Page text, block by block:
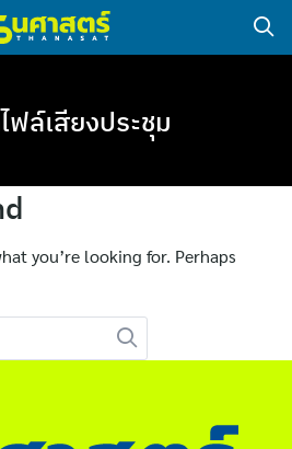
ฟล์เสียงประชุม
you’re looking for. Perhaps